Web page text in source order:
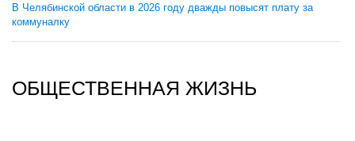
В Челябинской области в 2026 году дважды повысят плату за
коммуналку
ОБЩЕСТВЕННАЯ ЖИЗНЬ